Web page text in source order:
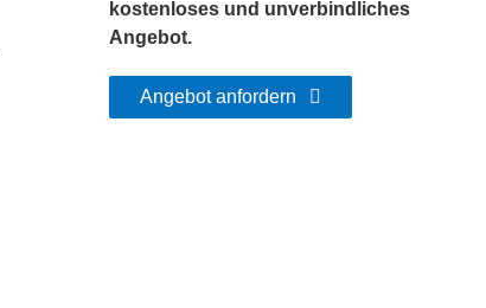
kostenloses und unverbindliches
Angebot.
Angebot anfordern